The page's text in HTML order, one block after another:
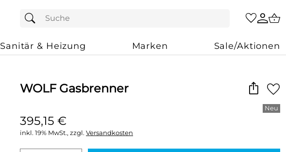
Sanitär & Heizung Marken Sale/Aktionen
WOLF Gasbrenner
395,15 €
inkl. 19% MwSt., zzgl. Versandkosten